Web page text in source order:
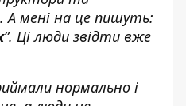
А мені на це пишуть:
”. Ці люди звідти вже
нормально і